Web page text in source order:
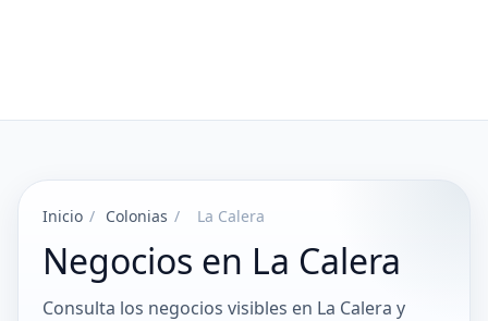
Inicio / Colonias / La Calera
Negocios en La Calera
Consulta los negocios visibles en La Calera y